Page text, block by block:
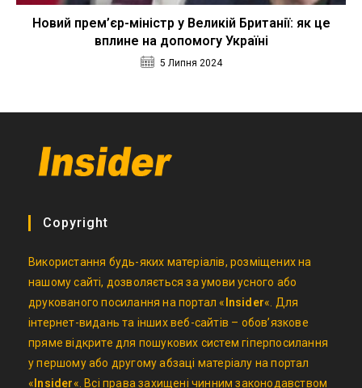
Новий прем’єр-міністр у Великій Британії: як це
вплине на допомогу Україні
5 Липня 2024
Copyright
Використання будь-яких матеріалів, розміщених на
нашому сайті, дозволяється за умови усного або
друкованого посилання на портал « Insider«. Для
інтернет-видань та інших веб-сайтів – обов’язкове
пряме відкрите для пошукових систем гіперпосилання
у першому або другому абзаці матеріалу на портал
« Insider«. Всі права захищені чинним законодавством